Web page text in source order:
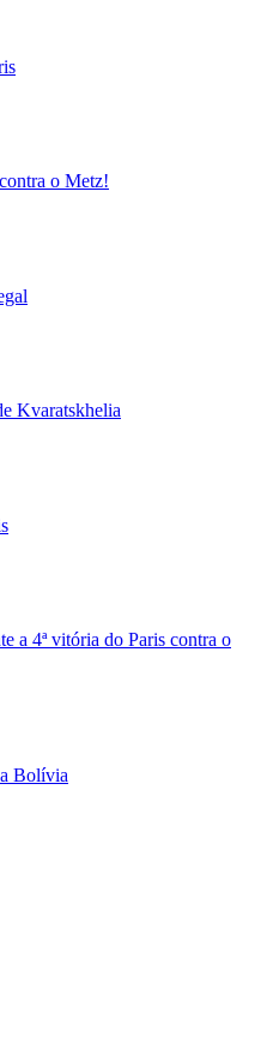
o Metz!
Kvaratskhelia
a 4ª vitória do Paris contra o
Bolívia